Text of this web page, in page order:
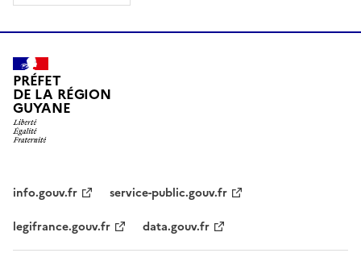
PRÉFET
DE LA RÉGION
GUYANE
info.gouv.fr
service-public.gouv.fr
legifrance.gouv.fr
data.gouv.fr